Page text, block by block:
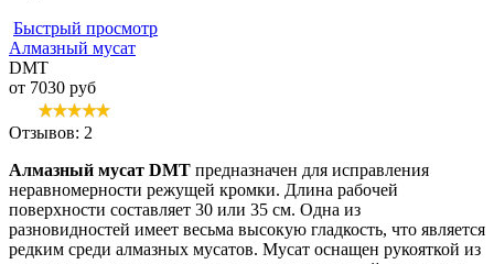
Быстрый просмотр
Алмазный мусат
DMT
от 7030 руб
Отзывов: 2
Алмазный мусат DMT предназначен для исправления
неравномерности режущей кромки. Длина рабочей
поверхности составляет 30 или 35 см. Одна из
разновидностей имеет весьма высокую гладкость, что является
редким среди алмазных мусатов. Мусат оснащен рукояткой из